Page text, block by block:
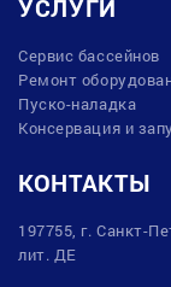
УСЛУГИ
Сервис бассейнов
Ремонт
Пуско-наладка
Консервация и
КОНТАКТЫ
197755, г. Санкт-
лит. ДЕ